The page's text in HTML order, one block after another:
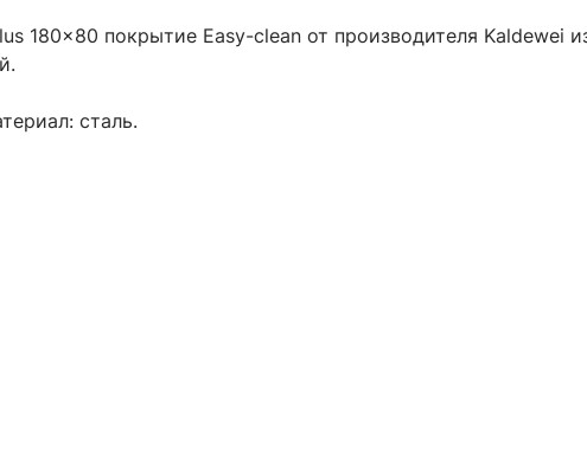
180x80 покрытие Easy-clean от производителя
сталь.